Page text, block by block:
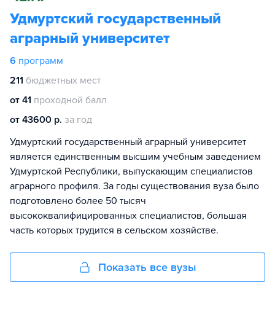
Удмуртский государственный
аграрный университет
6 программ
211 бюджетных мест
от 41 проходной балл
от 43600 р. за год
Удмуртский государственный аграрный университет
является единственным высшим учебным заведением
Удмуртской Республики, выпускающим специалистов
аграрного профиля. За годы существования вуза было
подготовлено более 50 тысяч
высококвалифицированных специалистов, большая
часть которых трудится в сельском хозяйстве.
Показать все вузы